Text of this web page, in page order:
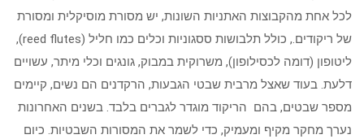
לכל אחת מהקבוצות האתניות השונות, יש מסורת מוסיקלית ומסורת
של ריקודים., כולל תלבושות ססגוניות וכלים כמו חליל (reed flutes),
ליטופון (דומה לכסילופון), משרוקית במבוק, גונגים וכלי מיתר, עשויים
דלעת. בעוד שאצל מרבית שבטי הגבעות, הרקדנים הם נשים, קיימים
מספר שבטים, בהם הריקוד מוגדר לגברים בלבד. בשנים האחרונות
נערך מחקר מקיף ומעמיק, כדי לשמר את המסורות השבטיות. כיום